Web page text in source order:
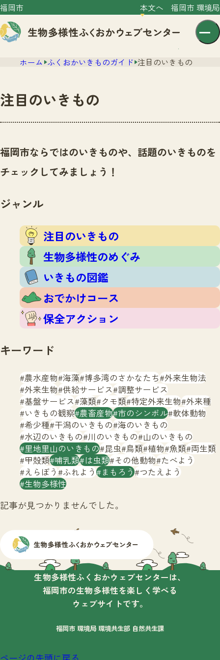
福岡市 本文へ 福岡市 環境局
文字サイズ 小 中 大
センター紹介
センター紹介TOP
サイトポリシー
ニュース
いきものガイド
注目のいきもの
生物多様性のめぐみ
いきもの図鑑
おでかけコース
保全アクション
イベント
いきもの調査隊
調査レポート
調査レポートTOP
調査結果
ふくおかいきものマップ
マッチング
マッチングTOP
掲載申し込みフォーム
お問合せ
生物多様性ふくおかウェブセンターとは
サイトマップ
ホーム ふくおかいきものガイド 注目のいきもの
注目のいきもの
福岡市ならではのいきものや、話題のいきものを
チェックしてみましょう！
ジャンル
注目のいきもの
生物多様性のめぐみ
いきもの図鑑
おでかけコース
保全アクション
キーワード
農水産物 海藻 博多湾のさかなたち 外来生物法
外来生物 供給サービス 調整サービス
基盤サービス 藻類 クモ類 特定外来生物 外来種
いきもの観察 農畜産物 市のシンボル 軟体動物
希少種 干潟のいきもの 海のいきもの
水辺のいきもの 川のいきもの 山のいきもの
里地里山のいきもの 昆虫 鳥類 植物 魚類 両生類
甲殻類 哺乳類 は虫類 その他動物 たべよう
えらぼう ふれよう まもろう つたえよう
生物多様性
記事が見つかりませんでした。
生物多様性ふくおかウェブセンターは、
福岡市の生物多様性を楽しく学べる
ウェブサイトです。
福岡市 環境局 環境共生部 自然共生課